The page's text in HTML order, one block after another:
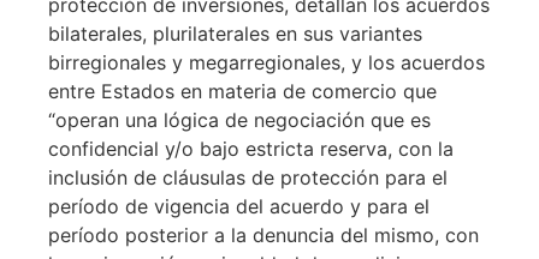
protección de inversiones, detallan los acuerdos
bilaterales, plurilaterales en sus variantes
birregionales y megarregionales, y los acuerdos
entre Estados en materia de comercio que
“operan una lógica de negociación que es
confidencial y/o bajo estricta reserva, con la
inclusión de cláusulas de protección para el
período de vigencia del acuerdo y para el
período posterior a la denuncia del mismo, con